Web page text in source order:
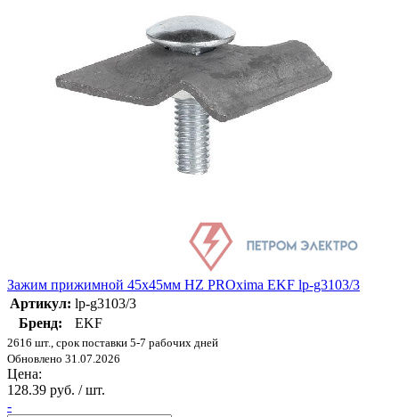
Зажим прижимной 45х45мм HZ PROxima EKF lp-g3103/3
Артикул: lp-g3103/3
Бренд:
EKF
2616 шт., срок поставки 5-7 рабочих дней
Обновлено 31.07.2026
Цена:
128.39 руб. / шт.
-